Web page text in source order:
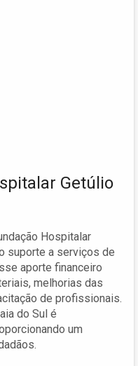
Getúlio
Hospitalar
suporte a serviços de
aporte financeiro
melhorias das
de profissionais.
do Sul é
um